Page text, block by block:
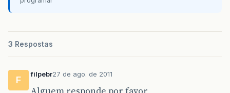
3 Respostas
F
filpebr27 de ago. de 2011